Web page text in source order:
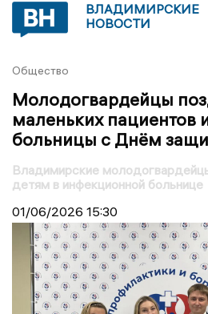
ВЛАДИМИРСКИЕ
НОВОСТИ
Общество
Молодогвардейцы
маленьких пациентов
больницы с Днём
Владимирские
детям в инфекционной больнице
01/06/2026 15:30